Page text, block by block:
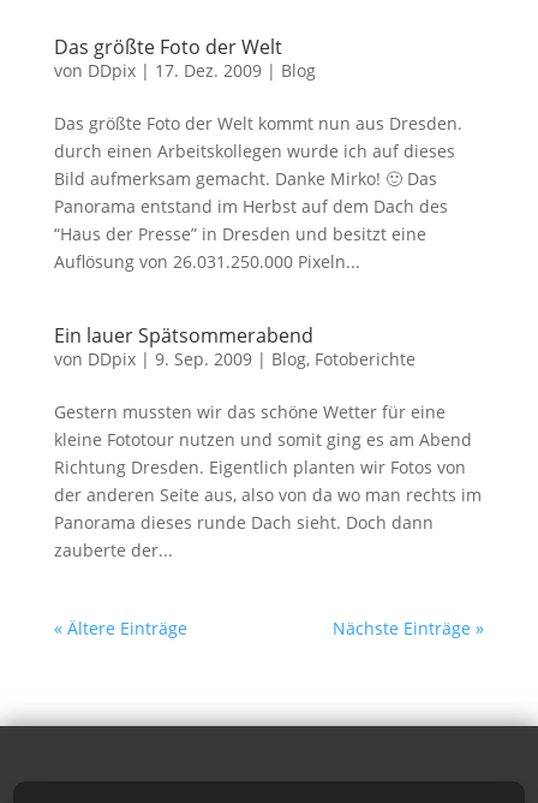
Das größte Foto der Welt
von DDpix| 17. Dez. 2009| Blog
Das größte Foto der Welt kommt nun aus Dresden.
durch einen Arbeitskollegen wurde ich auf dieses
Bild aufmerksam gemacht. Danke Mirko! 🙂 Das
Panorama entstand im Herbst auf dem Dach des
“Haus der Presse” in Dresden und besitzt eine
Auflösung von 26.031.250.000 Pixeln...
Ein lauer Spätsommerabend
von DDpix| 9. Sep. 2009| Blog, Fotoberichte
Gestern mussten wir das schöne Wetter für eine
kleine Fototour nutzen und somit ging es am Abend
Richtung Dresden. Eigentlich planten wir Fotos von
der anderen Seite aus, also von da wo man rechts im
Panorama dieses runde Dach sieht. Doch dann
zauberte der...
« Ältere Einträge Nächste Einträge »